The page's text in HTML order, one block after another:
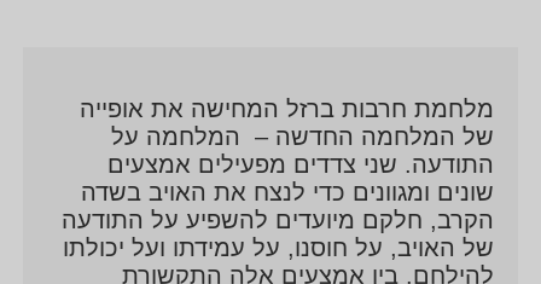
מונה לשר התפוצות מטעם מפלגת העבודה בממשלה
אזרחי ישראל והעם היהודי כולו היו מאז ותמיד בראש סדר
עדיפויותיו, וחיזוק הקשר עם התפוצות הוא ערך עליון למענו
מלחמת חרבות ברזל המחישה את אופייה
של המלחמה החדשה – המלחמה על
התודעה. שני צדדים מפעילים אמצעים
שונים ומגוונים כדי לנצח את האויב בשדה
הקרב, חלקם מיועדים להשפיע על התודעה
של האויב, על חוסנו, על עמידתו ועל יכולתו
להילחם. בין אמצעים אלה התקשורת